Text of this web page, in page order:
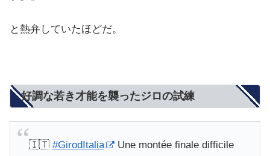
と熱弁していたほどだ。
好調な若き才能を襲ったジロの試練
🇮🇹 #GirodItalia
Une montée finale difficile